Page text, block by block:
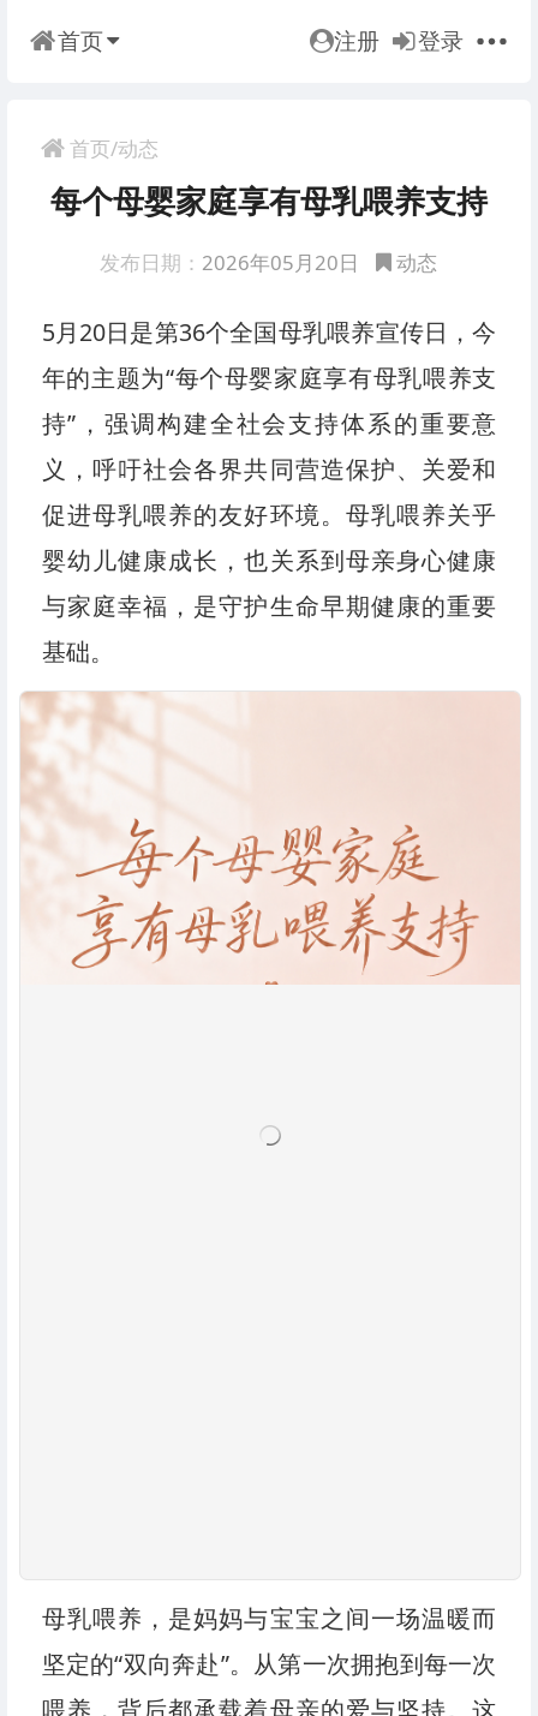
首页 注册 登录
首页/动态
每个母婴家庭享有母乳喂养支持
发布日期： 2026年05月20日 动态
5月20日是第36个全国母乳喂养宣传日，今
年的主题为“每个母婴家庭享有母乳喂养支
持”，强调构建全社会支持体系的重要意
义，呼吁社会各界共同营造保护、关爱和
促进母乳喂养的友好环境。母乳喂养关乎
婴幼儿健康成长，也关系到母亲身心健康
与家庭幸福，是守护生命早期健康的重要
基础。
母乳喂养，是妈妈与宝宝之间一场温暖而
坚定的“双向奔赴”。从第一次拥抱到每一次
喂养，背后都承载着母亲的爱与坚持。这